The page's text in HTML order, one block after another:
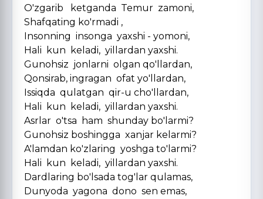
O'zgarib ketganda Temur zamoni,
Shafqating ko'rmadi ,
Insonning insonga yaxshi - yomoni,
Hali kun keladi, yillardan yaxshi.
Gunohsiz jonlarni olgan qo'llardan,
Qonsirab, ingragan ofat yo'llardan,
Issiqda qulatgan qir-u cho'llardan,
Hali kun keladi, yillardan yaxshi.
Asrlar o'tsa ham shunday bo'larmi?
Gunohsiz boshingga xanjar kelarmi?
A'lamdan ko'zlaring yoshga to'larmi?
Hali kun keladi, yillardan yaxshi.
Dardlaring bo'lsada tog'lar qulamas,
Dunyoda yagona dono sen emas,